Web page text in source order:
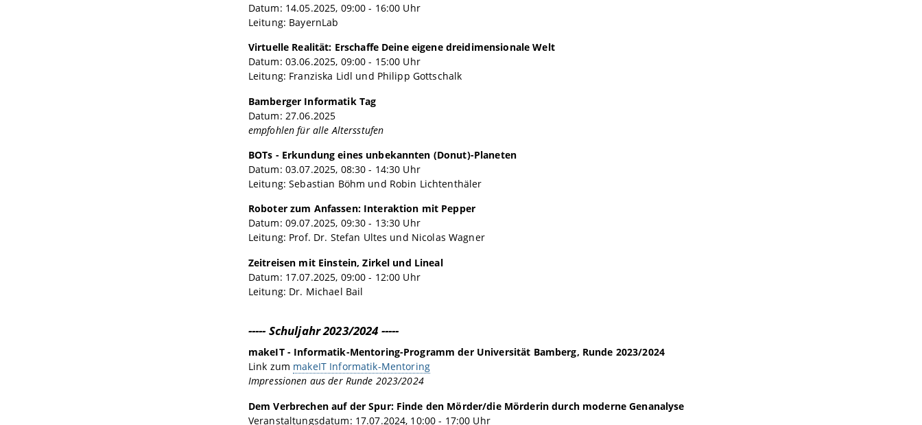
Datum: 14.05.2025, 09:00 - 16:00 Uhr
Leitung: BayernLab
Virtuelle Realität: Erschaffe Deine eigene dreidimensionale Welt
Datum: 03.06.2025, 09:00 - 15:00 Uhr
Leitung: Franziska Lidl und Philipp Gottschalk
Bamberger Informatik Tag
Datum: 27.06.2025
empfohlen für alle Altersstufen
BOTs - Erkundung eines unbekannten (Donut)-Planeten
Datum: 03.07.2025, 08:30 - 14:30 Uhr
Leitung: Sebastian Böhm und Robin Lichtenthäler
Roboter zum Anfassen: Interaktion mit Pepper
Datum: 09.07.2025, 09:30 - 13:30 Uhr
Leitung: Prof. Dr. Stefan Ultes und Nicolas Wagner
Zeitreisen mit Einstein, Zirkel und Lineal
Datum: 17.07.2025, 09:00 - 12:00 Uhr
Leitung: Dr. Michael Bail
----- Schuljahr 2023/2024 -----
makeIT - Informatik-Mentoring-Programm der Universität Bamberg, Runde 2023/2024
Link zum makeIT Informatik-Mentoring
Impressionen aus der Runde 2023/2024
Dem Verbrechen auf der Spur: Finde den Mörder/die Mörderin durch moderne Genanalyse
Veranstaltungsdatum: 17.07.2024, 10:00 - 17:00 Uhr